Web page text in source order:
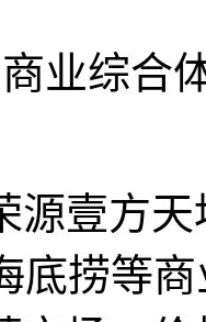
业综合
源壹方
底捞等